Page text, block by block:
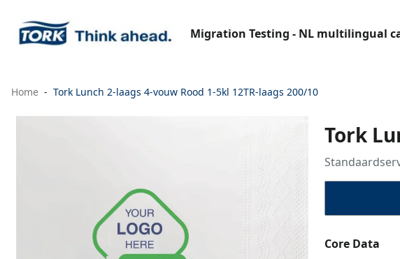
Migration Testing - NL multilingual
Home Tork Lunch 2-laags 4-vouw Rood 1-5kl 12TR-laags 200/10
Tork
Core Data